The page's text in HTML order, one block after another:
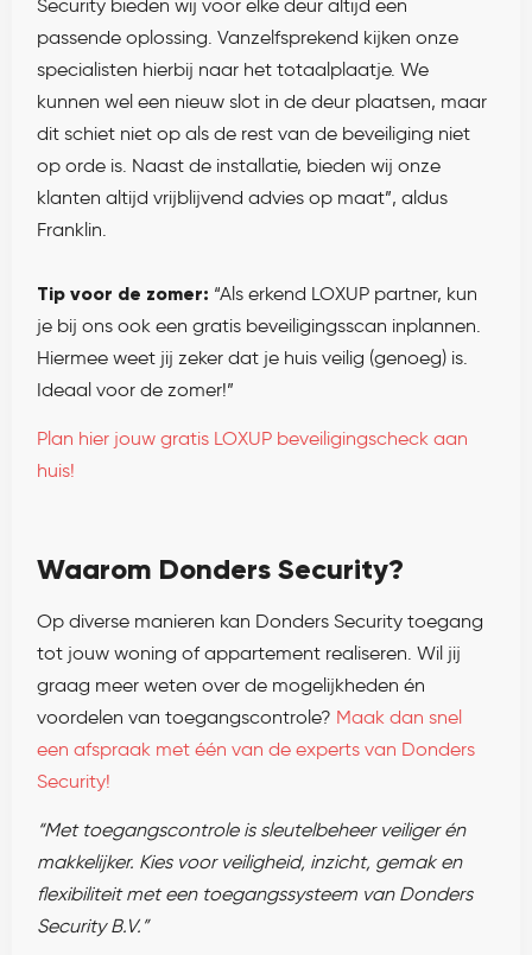
Security bieden wij voor elke deur altijd een
passende oplossing. Vanzelfsprekend kijken onze
specialisten hierbij naar het totaalplaatje. We
kunnen wel een nieuw slot in de deur plaatsen, maar
dit schiet niet op als de rest van de beveiliging niet
op orde is. Naast de installatie, bieden wij onze
klanten altijd vrijblijvend advies op maat”, aldus
Franklin.
Tip voor de zomer: “Als erkend LOXUP partner, kun
je bij ons ook een gratis beveiligingsscan inplannen.
Hiermee weet jij zeker dat je huis veilig (genoeg) is.
Ideaal voor de zomer!”
Plan hier jouw gratis LOXUP beveiligingscheck aan
huis!
Waarom Donders Security?
Op diverse manieren kan Donders Security toegang
tot jouw woning of appartement realiseren. Wil jij
graag meer weten over de mogelijkheden én
voordelen van toegangscontrole? Maak dan snel
een afspraak met één van de experts van Donders
Security!
“Met toegangscontrole is sleutelbeheer veiliger én
makkelijker. Kies voor veiligheid, inzicht, gemak en
flexibiliteit met een toegangssysteem van Donders
Security B.V.”